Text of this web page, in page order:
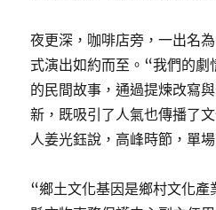
夜更深，咖啡店旁，一出名
式演出如約而至。“我們的
的民間故事，通過提煉改寫
新，既吸引了人氣也傳播了
人姜光鈺說，高峰時節，單
“鄉土文化基因是鄉村文化